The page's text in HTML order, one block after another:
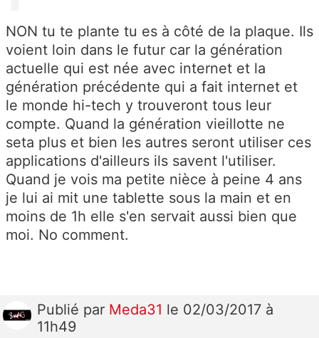
NON tu te plante tu es à côté de la plaque. Ils
voient loin dans le futur car la génération
actuelle qui est née avec internet et la
génération précédente qui a fait internet et
le monde hi-tech y trouveront tous leur
compte. Quand la génération vieillotte ne
seta plus et bien les autres seront utiliser ces
applications d'ailleurs ils savent l'utiliser.
Quand je vois ma petite nièce à peine 4 ans
je lui ai mit une tablette sous la main et en
moins de 1h elle s'en servait aussi bien que
moi. No comment.
Publié par Meda31 le 02/03/2017 à
11h49